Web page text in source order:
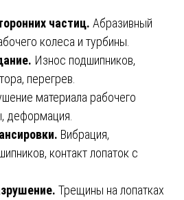
частиц. Абразивный
колеса и турбины.
Износ подшипников,
перегрев.
материала рабочего
деформация.
Вибрация,
контакт лопаток с
Трещины на лопатках